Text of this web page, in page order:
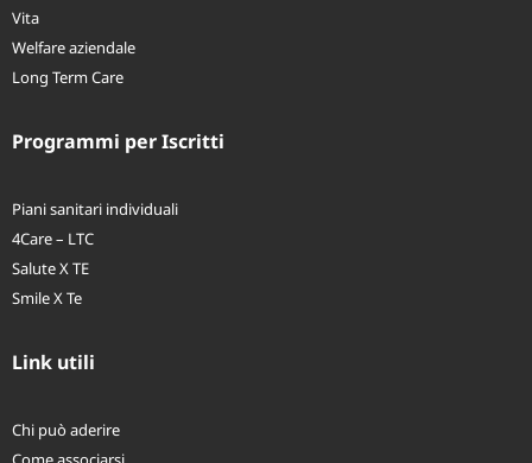
IPM
Vita
Welfare aziendale
Piani sanitari individuali
4Care – LTC
Salute X TE
Chi può aderire